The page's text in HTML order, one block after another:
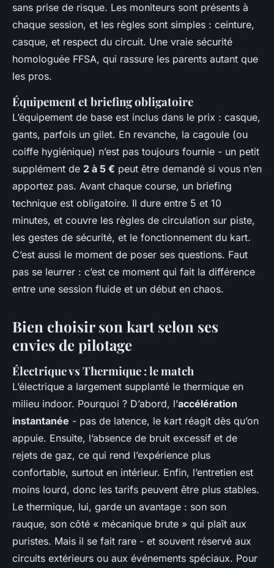
sans prise de risque. Les moniteurs sont présents à
chaque session, et les règles sont simples : ceinture,
casque, et respect du circuit. Une vraie sécurité
homologuée FFSA, qui rassure les parents autant que
les pros.
Équipement et briefing obligatoire
L’équipement de base est inclus dans le prix : casque,
gants, parfois un gilet. En revanche, la cagoule (ou
coiffe hygiénique) n’est pas toujours fournie - un petit
supplément de 2 à 5 € peut être demandé si vous n’en
apportez pas. Avant chaque course, un briefing
technique est obligatoire. Il dure entre 5 et 10
minutes, et couvre les règles de circulation sur piste,
les gestes de sécurité, et le fonctionnement du kart.
C’est aussi le moment de poser ses questions. Faut
pas se leurrer : c’est ce moment qui fait la différence
entre une session fluide et un début en chaos.
Bien choisir son kart selon ses
envies de pilotage
Électrique vs Thermique : le match
L’électrique a largement supplanté le thermique en
milieu indoor. Pourquoi ? D’abord, l’accélération
instantanée - pas de latence, le kart réagit dès qu’on
appuie. Ensuite, l’absence de bruit excessif et de
rejets de gaz, ce qui rend l’expérience plus
confortable, surtout en intérieur. Enfin, l’entretien est
moins lourd, donc les tarifs peuvent être plus stables.
Le thermique, lui, garde un avantage : son son
rauque, son côté « mécanique brute » qui plaît aux
puristes. Mais il se fait rare - et souvent réservé aux
circuits extérieurs ou aux événements spéciaux. Pour